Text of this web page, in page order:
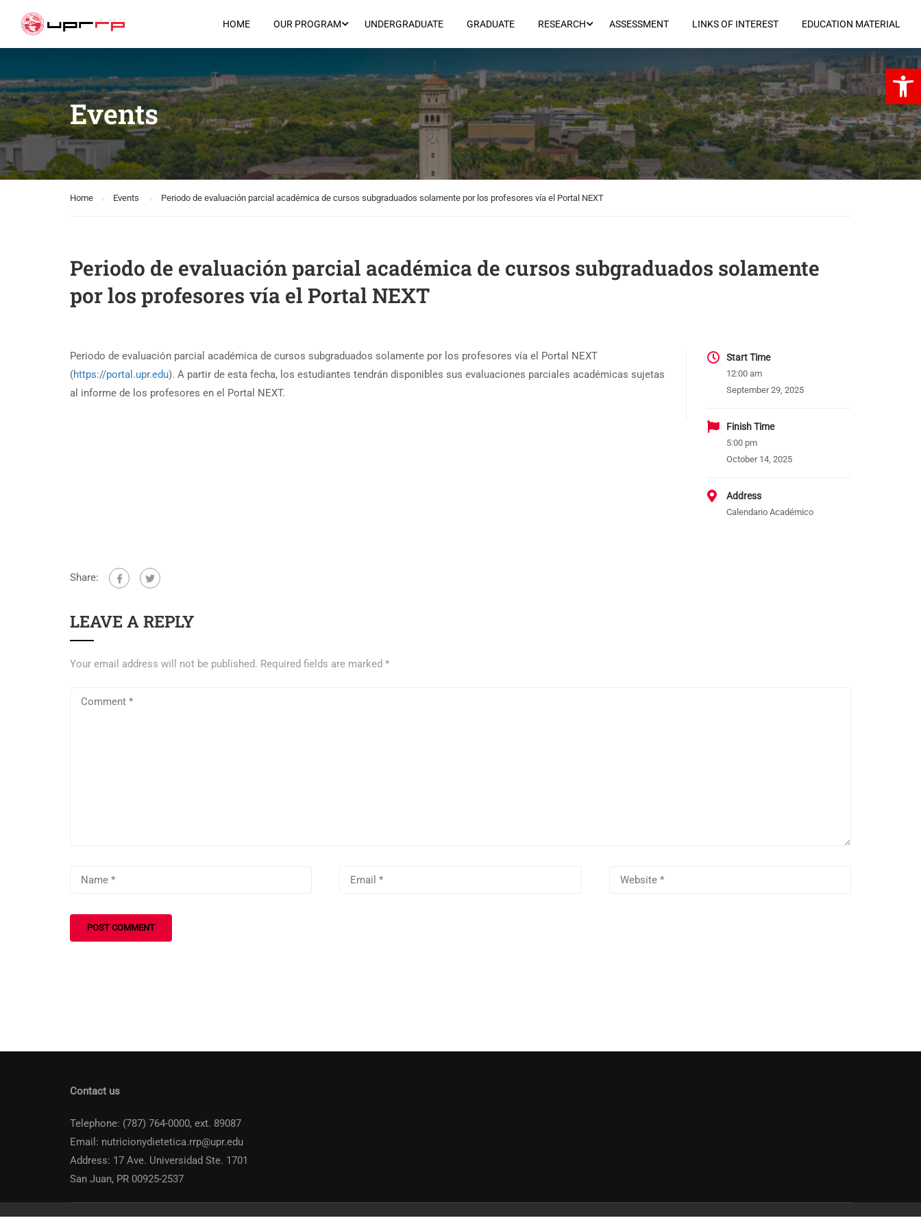
HOME OUR PROGRAM UNDERGRADUATE GRADUATE RESEARCH ASSESSMENT LINKS OF INTEREST EDUCATION MATERIAL
Events
Home Events Periodo de evaluación parcial académica de cursos subgraduados solamente por los profesores vía el Portal NEXT
Periodo de evaluación parcial académica de cursos subgraduados solamente
por los profesores vía el Portal NEXT
Periodo de evaluación parcial académica de cursos subgraduados solamente por los profesores vía el Portal NEXT
(https://portal.upr.edu). A partir de esta fecha, los estudiantes tendrán disponibles sus evaluaciones parciales académicas sujetas
al informe de los profesores en el Portal NEXT.
Start Time
12:00 am
September 29, 2025
Finish Time
5:00 pm
October 14, 2025
Address
Calendario Académico
Share:
LEAVE A REPLY
Your email address will not be published. Required fields are marked *
Contact us
Telephone: (787) 764-0000, ext. 89087
Email: nutricionydietetica.rrp@upr.edu
Address: 17 Ave. Universidad Ste. 1701
San Juan, PR 00925-2537